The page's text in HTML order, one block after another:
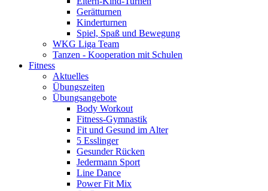
Gerätturnen
Kinderturnen
Spiel, Spaß und Bewegung
WKG Liga Team
Tanzen - Kooperation mit Schulen
Fitness
Aktuelles
Übungszeiten
Übungsangebote
Body Workout
Fitness-Gymnastik
Fit und Gesund im Alter
5 Esslinger
Gesunder Rücken
Jedermann Sport
Line Dance
Power Fit Mix